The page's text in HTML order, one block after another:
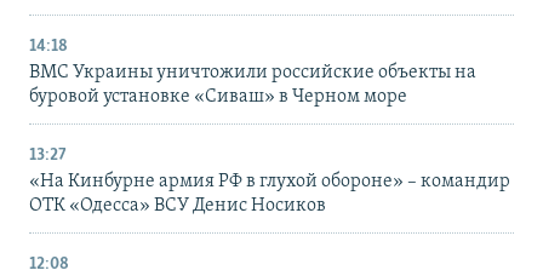
14:18
ВМС Украины уничтожили российские объекты на
буровой установке «Сиваш» в Черном море
13:27
«На Кинбурне армия РФ в глухой обороне» – командир
ОТК «Одесса» ВСУ Денис Носиков
12:08